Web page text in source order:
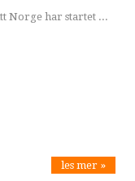
Norge har startet ...
les mer »